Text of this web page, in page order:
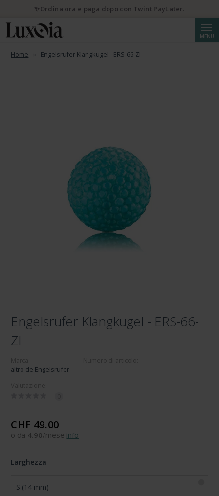
MENU
Home Engelsrufer Klangkugel - ERS-66-ZI
Engelsrufer Klangkugel - ERS-66-
ZI
altro de Engelsrufer
-
CHF 49.00
o da 4.90/mese info
Larghezza
S (14 mm)
✨Ordina ora e paga dopo con Twint PayLater.